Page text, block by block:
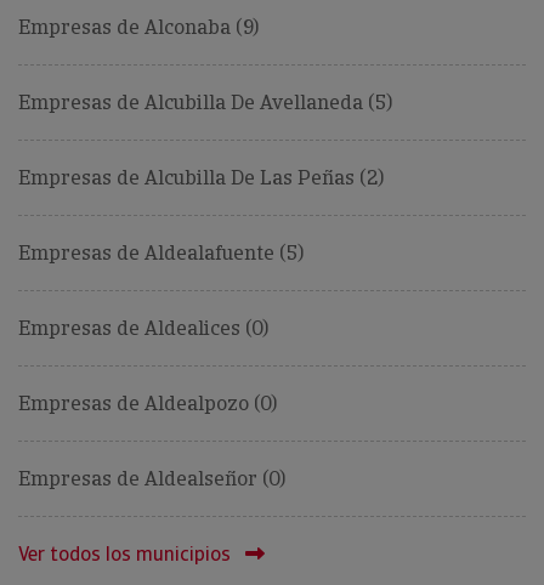
Empresas de Alconaba (9)
Empresas de Alcubilla De Avellaneda (5)
Empresas de Alcubilla De Las Peñas (2)
Empresas de Aldealafuente (5)
Empresas de Aldealices (0)
Empresas de Aldealpozo (0)
Empresas de Aldealseñor (0)
Ver todos los municipios